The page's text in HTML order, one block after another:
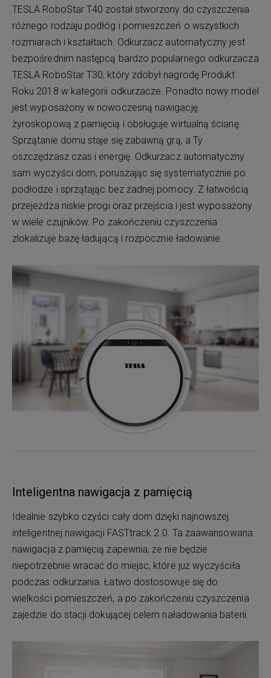
TESLA RoboStar T40 został stworzony do czyszczenia
różnego rodzaju podłóg i pomieszczeń o wszystkich
rozmiarach i kształtach. Odkurzacz automatyczny jest
bezpośrednim następcą bardzo popularnego odkurzacza
TESLA RoboStar T30, który zdobył nagrodę Produkt
Roku 2018 w kategorii odkurzacze. Ponadto nowy model
jest wyposażony w nowoczesną nawigację
żyroskopową z pamięcią i obsługuje wirtualną ścianę.
Sprzątanie domu staje się zabawną grą, a Ty
oszczędzasz czas i energię. Odkurzacz automatyczny
sam wyczyści dom, poruszając się systematycznie po
podłodze i sprzątając bez żadnej pomocy. Z łatwością
przejeżdża niskie progi oraz przejścia i jest wyposażony
w wiele czujników. Po zakończeniu czyszczenia
zlokalizuje bazę ładującą i rozpocznie ładowanie.
Inteligentna nawigacja z pamięcią
Idealnie szybko czyści cały dom dzięki najnowszej
inteligentnej nawigacji FASTtrack 2.0. Ta zaawansowana
nawigacja z pamięcią zapewnia, że nie będzie
niepotrzebnie wracać do miejsc, które już wyczyściła
podczas odkurzania. Łatwo dostosowuje się do
wielkości pomieszczeń, a po zakończeniu czyszczenia
zajedzie do stacji dokującej celem naładowania baterii.